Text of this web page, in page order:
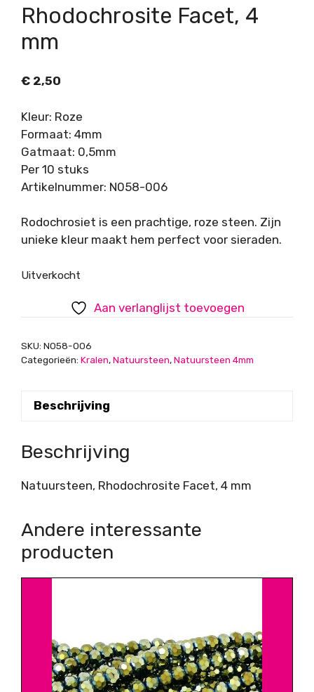
Rhodochrosite Facet, 4
mm
€ 2,50
Kleur: Roze
Formaat: 4mm
Gatmaat: 0,5mm
Per 10 stuks
Artikelnummer: N058-006
Rodochrosiet is een prachtige, roze steen. Zijn
unieke kleur maakt hem perfect voor sieraden.
Uitverkocht
Aan verlanglijst toevoegen
SKU: N058-006
Categorieën: Kralen,Natuursteen,Natuursteen 4mm
Beschrijving
Beschrijving
Natuursteen, Rhodochrosite Facet, 4 mm
Andere interessante
producten